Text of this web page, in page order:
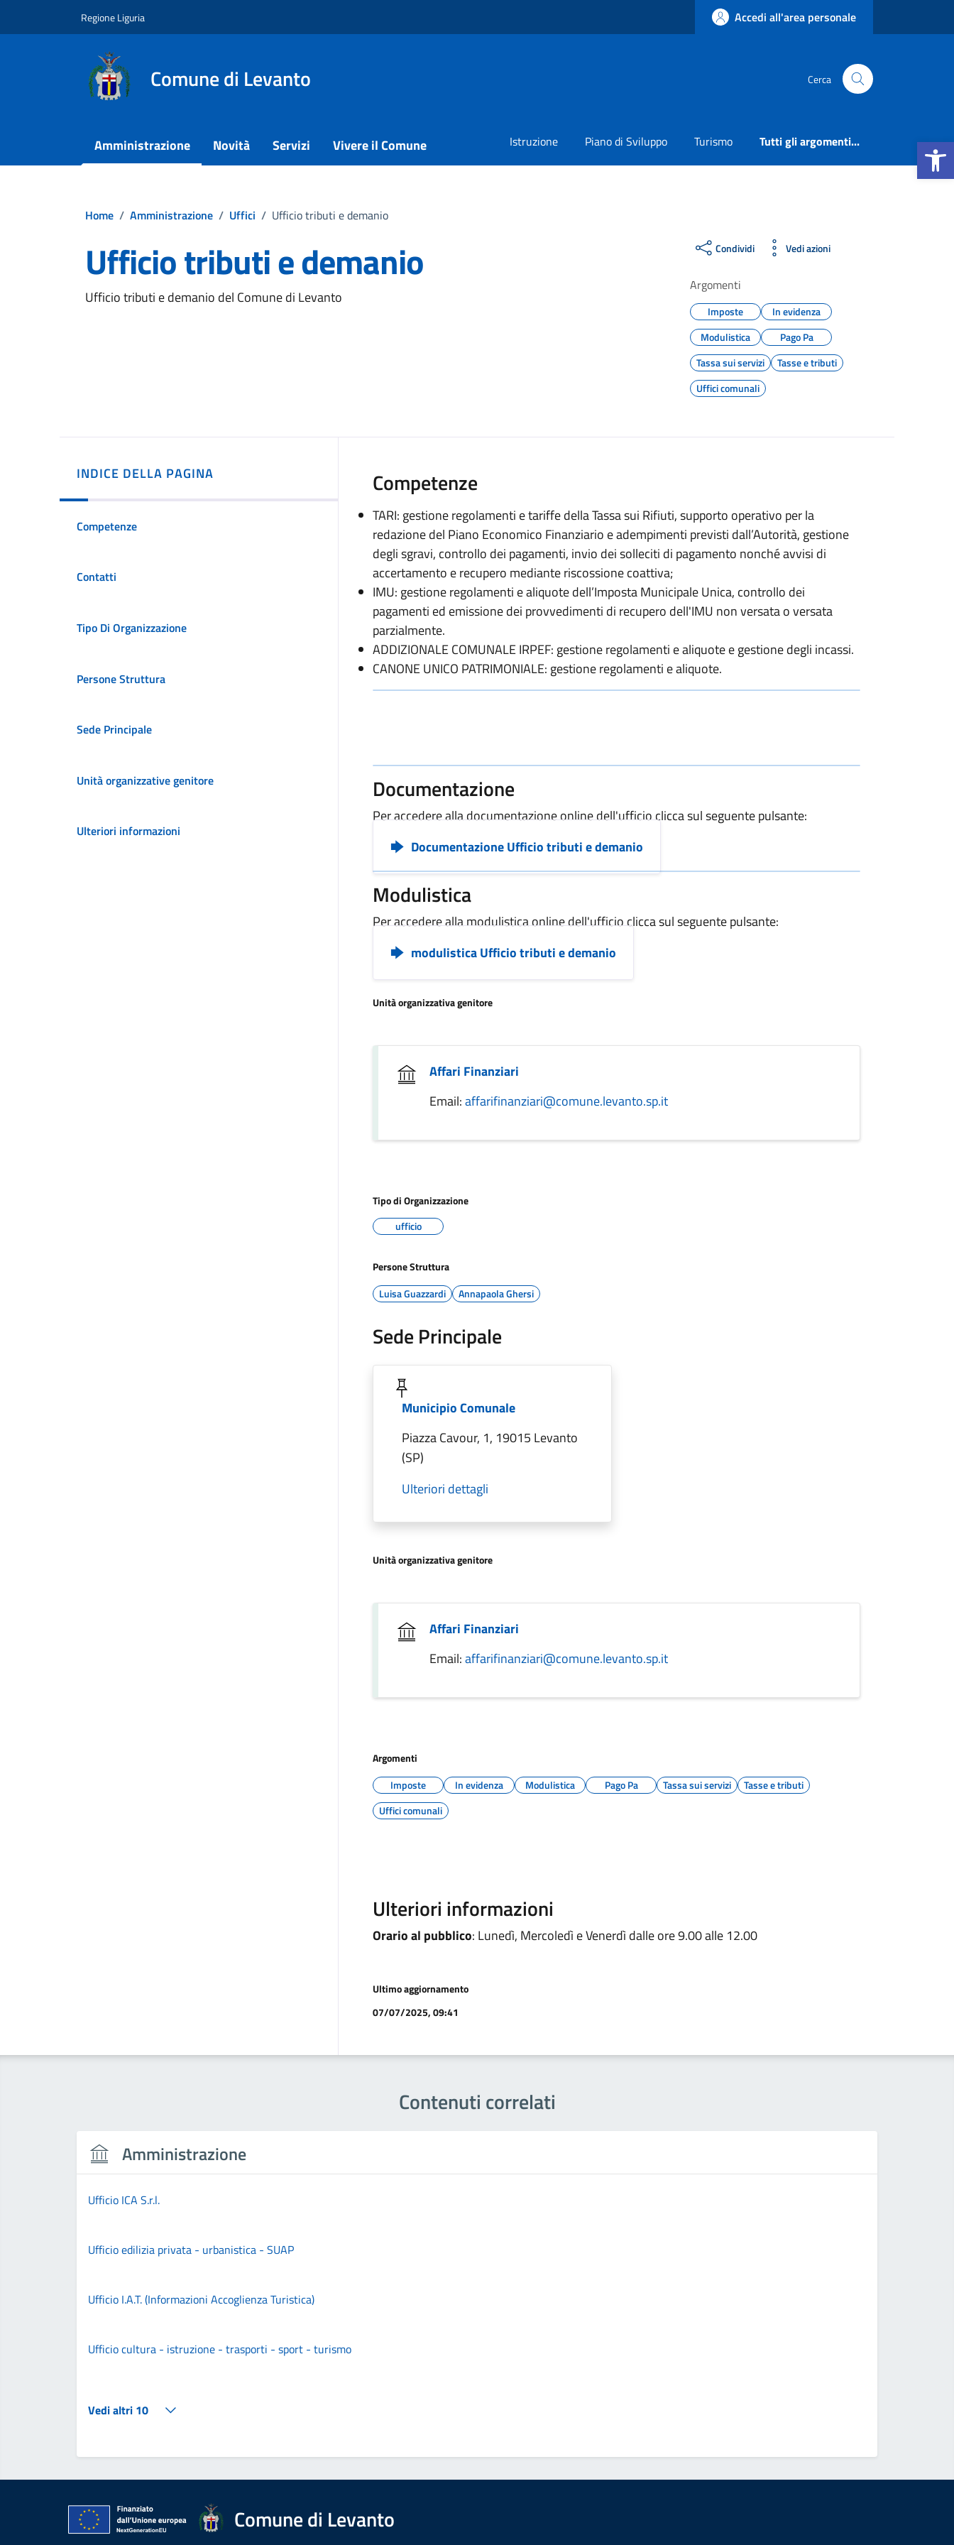
Apri la
Regione Liguria Accedi all'area personale
Comune di Levanto Cerca
Amministrazione Novità Servizi Vivere il Comune Istruzione Piano di Sviluppo Turismo Tutti gli argomenti...
Home / Amministrazione / Uffici / Ufficio tributi e demanio
Ufficio tributi e demanio
Ufficio tributi e demanio del Comune di Levanto
Condividi Vedi azioni
Argomenti
Imposte
In evidenza
Modulistica
Pago Pa
Tassa sui servizi
Tasse e tributi
Uffici comunali
INDICE DELLA PAGINA
Competenze
Contatti
Tipo Di Organizzazione
Persone Struttura
Sede Principale
Unità organizzative genitore
Ulteriori informazioni
Competenze
TARI: gestione regolamenti e tariffe della Tassa sui Rifiuti, supporto operativo per la
redazione del Piano Economico Finanziario e adempimenti previsti dall’Autorità, gestione
degli sgravi, controllo dei pagamenti, invio dei solleciti di pagamento nonché avvisi di
accertamento e recupero mediante riscossione coattiva;
IMU: gestione regolamenti e aliquote dell’Imposta Municipale Unica, controllo dei
pagamenti ed emissione dei provvedimenti di recupero dell'IMU non versata o versata
parzialmente.
ADDIZIONALE COMUNALE IRPEF: gestione regolamenti e aliquote e gestione degli incassi.
CANONE UNICO PATRIMONIALE: gestione regolamenti e aliquote.
Documentazione
Per accedere alla documentazione online dell'ufficio clicca sul seguente pulsante:
Documentazione Ufficio tributi e demanio
Modulistica
Per accedere alla modulistica online dell'ufficio clicca sul seguente pulsante:
modulistica Ufficio tributi e demanio
Unità organizzativa genitore
Affari Finanziari
Email:affarifinanziari@comune.levanto.sp.it
Tipo di Organizzazione
ufficio
Persone Struttura
Luisa Guazzardi
Annapaola Ghersi
Sede Principale
Municipio Comunale
Piazza Cavour, 1, 19015 Levanto
(SP)
Ulteriori dettagli
Unità organizzativa genitore
Affari Finanziari
Email:affarifinanziari@comune.levanto.sp.it
Argomenti
Imposte
In evidenza Modulistica Pago Pa Tassa sui servizi
Tasse e tributi
Uffici comunali
Ulteriori informazioni
Orario al pubblico: Lunedì, Mercoledì e Venerdì dalle ore 9.00 alle 12.00
Ultimo aggiornamento
07/07/2025, 09:41
Contenuti correlati
Amministrazione
Ufficio ICA S.r.l.
Ufficio edilizia privata - urbanistica - SUAP
Ufficio I.A.T. (Informazioni Accoglienza Turistica)
Ufficio cultura - istruzione - trasporti - sport - turismo
Vedi altri 10
Comune di Levanto